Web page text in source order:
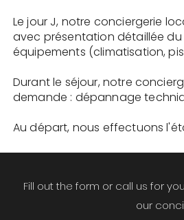
Le jour J, notre conciergerie
avec présentation détaillée
équipements (climatisation,
Durant le séjour, notre
demande : dépannage
Au départ, nous effectuons
Fill out the form or call us for
our